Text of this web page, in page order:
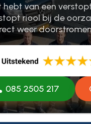
hebt van een
riool bij de
weer
085 2505 217